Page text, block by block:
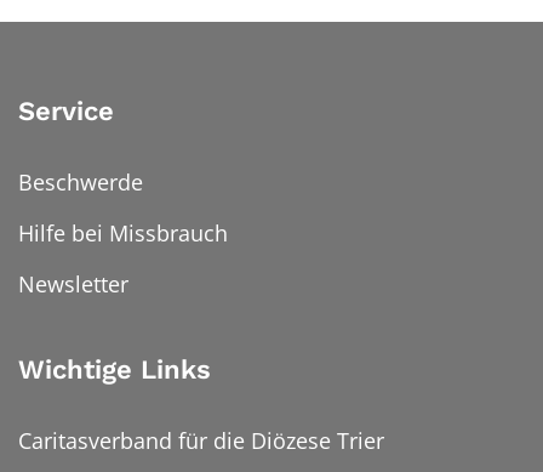
Service
Beschwerde
Hilfe bei Missbrauch
Newsletter
Wichtige Links
Caritasverband für die Diözese Trier